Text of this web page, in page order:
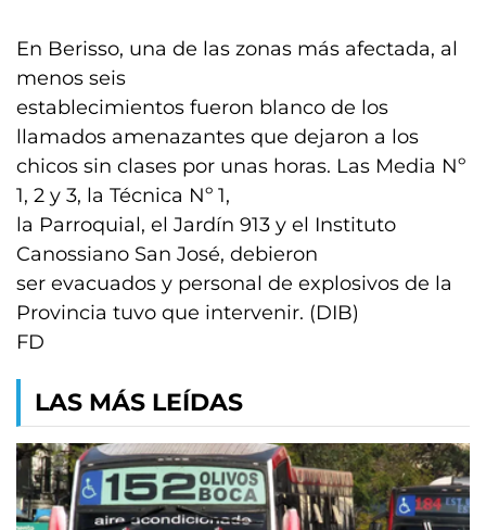
En Berisso, una de las zonas más afectada, al
menos seis
establecimientos fueron blanco de los
llamados amenazantes que dejaron a los
chicos sin clases por unas horas. Las Media Nº
1, 2 y 3, la Técnica Nº 1,
la Parroquial, el Jardín 913 y el Instituto
Canossiano San José, debieron
ser evacuados y personal de explosivos de la
Provincia tuvo que intervenir. (DIB)
FD
LAS MÁS LEÍDAS